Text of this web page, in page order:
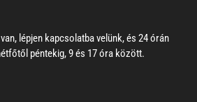
lépjen kapcsolatba velünk, és 24 órán
péntekig, 9 és 17 óra között.